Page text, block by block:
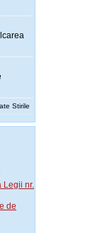
Stirile
Legii nr.
de